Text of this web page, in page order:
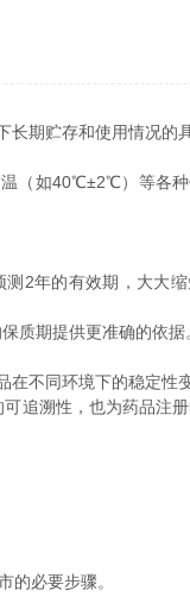
期贮存和使用情况的
（如40℃±2℃）等各种
2年的有效期，大大
期提供更准确的依据
不同环境下的稳定性变
追溯性，也为药品注
必要步骤。